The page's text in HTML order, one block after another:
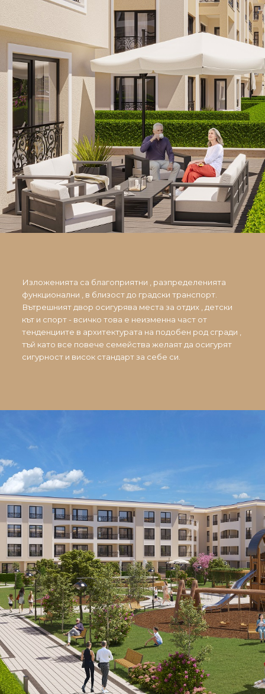
Изложенията са благоприятни , разпределенията
функционални , в близост до градски транспорт.
Вътрешният двор осигурява места за отдих , детски
кът и спорт - всичко това е неизменна част от
тенденциите в архитектурата на подобен род сгради ,
тъй като все повече семейства желаят да осигурят
сигурност и висок стандарт за себе си.